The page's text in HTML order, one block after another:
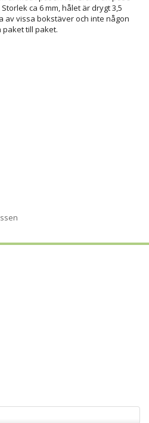
ca 6 mm, hålet är drygt 3,5
av vissa bokstäver och inte någon
till paket.